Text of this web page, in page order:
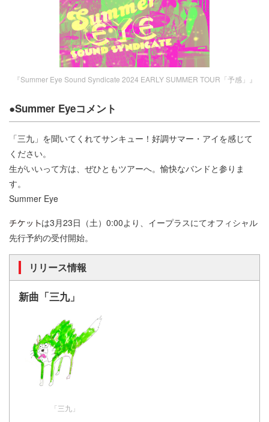
『Summer Eye Sound Syndicate 2024 EARLY SUMMER TOUR「予感」』
●Summer Eyeコメント
「三九」を聞いてくれてサンキュー！好調サマー・アイを感じて
ください。
生がいいって方は、ぜひともツアーへ。愉快なバンドと参りま
す。
Summer Eye
は3月23日（土）0:00より、イープラスにてオフィシャル
先行予約の受付開始。
リリース情報
新曲「三九」
「三九」